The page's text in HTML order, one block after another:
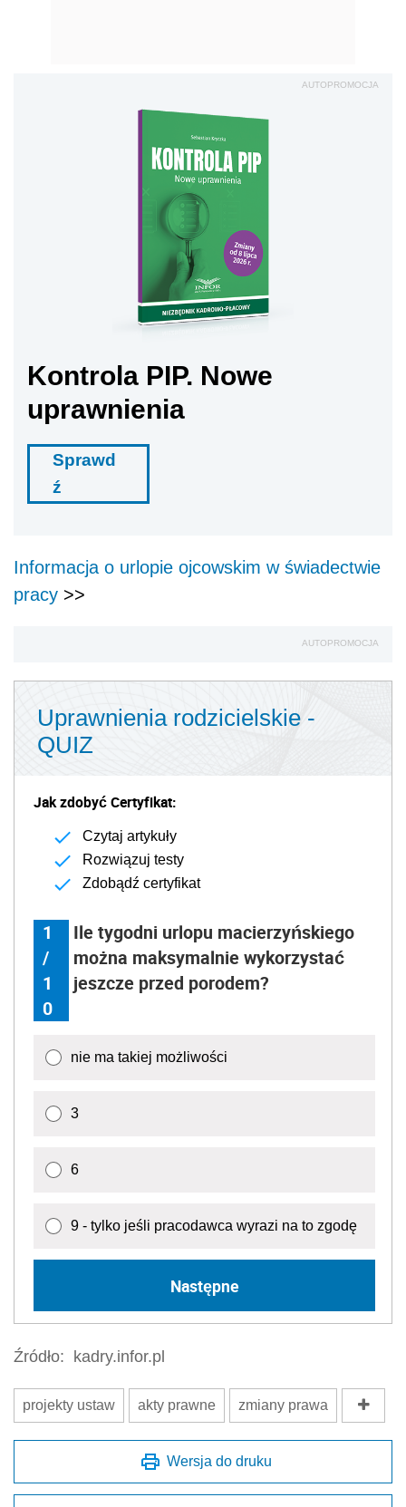
AUTOPROMOCJA
Kontrola PIP. Nowe
uprawnienia
Sprawd
ź
Informacja o urlopie ojcowskim w świadectwie
pracy >>
AUTOPROMOCJA
Uprawnienia rodzicielskie -
QUIZ
Jak zdobyć Certyfikat:
Czytaj artykuły
Rozwiązuj testy
Zdobądź certyfikat
1
/
1
0
Ile tygodni urlopu macierzyńskiego
można maksymalnie wykorzystać
jeszcze przed porodem?
nie ma takiej możliwości
3
6
9 - tylko jeśli pracodawca wyrazi na to zgodę
Następne
Źródło: kadry.infor.pl
projekty ustaw akty prawne zmiany prawa
Wersja do druku